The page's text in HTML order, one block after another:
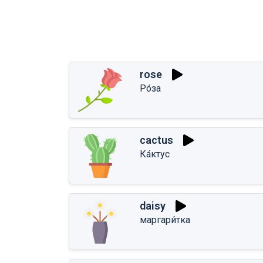
rose
Ро́за
cactus
Ка́ктус
daisy
маргари́тка